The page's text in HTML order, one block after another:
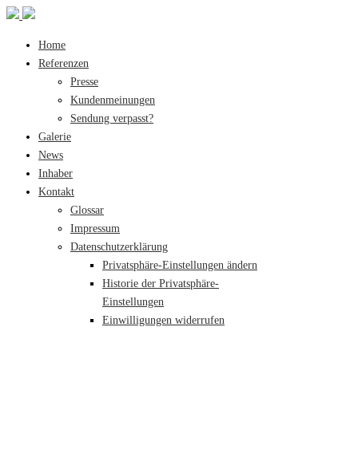
Home
Referenzen
Presse
Kundenmeinungen
Sendung verpasst?
Galerie
News
Inhaber
Kontakt
Glossar
Impressum
Datenschutzerklärung
Privatsphäre-Einstellungen ändern
Historie der Privatsphäre-
Einstellungen
Einwilligungen widerrufen